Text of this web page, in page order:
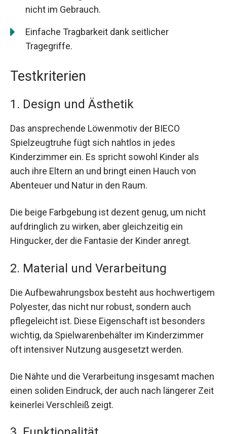
nicht im Gebrauch.
Einfache Tragbarkeit dank seitlicher
Tragegriffe.
Testkriterien
1. Design und Ästhetik
Das ansprechende Löwenmotiv der BIECO
Spielzeugtruhe fügt sich nahtlos in jedes
Kinderzimmer ein. Es spricht sowohl Kinder als
auch ihre Eltern an und bringt einen Hauch von
Abenteuer und Natur in den Raum.
Die beige Farbgebung ist dezent genug, um nicht
aufdringlich zu wirken, aber gleichzeitig ein
Hingucker, der die Fantasie der Kinder anregt.
2. Material und Verarbeitung
Die Aufbewahrungsbox besteht aus hochwertigem
Polyester, das nicht nur robust, sondern auch
pflegeleicht ist. Diese Eigenschaft ist besonders
wichtig, da Spielwarenbehälter im Kinderzimmer
oft intensiver Nutzung ausgesetzt werden.
Die Nähte und die Verarbeitung insgesamt machen
einen soliden Eindruck, der auch nach längerer Zeit
keinerlei Verschleiß zeigt.